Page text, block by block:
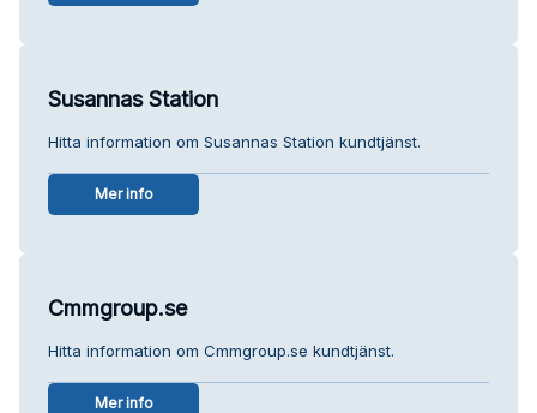
Susannas Station
Hitta information om Susannas Station kundtjänst.
Mer info
Cmmgroup.se
Hitta information om Cmmgroup.se kundtjänst.
Mer info